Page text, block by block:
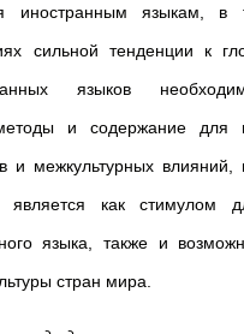
иностранным языкам, в
сильной тенденции к
языков
и содержание для
и межкультурных влияний,
является как стимулом
языка, также и
стран мира.